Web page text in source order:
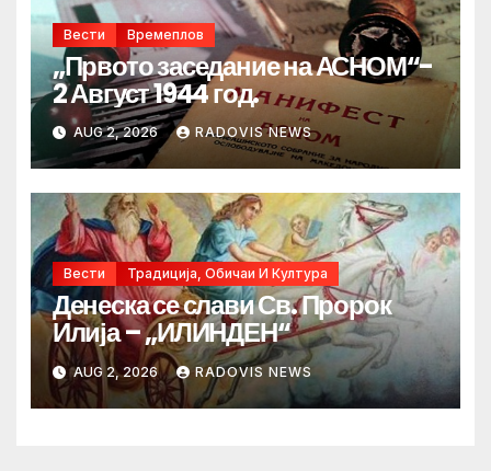
Вести Времеплов
„Првото заседание на АСНОМ“-
2 Август 1944 год.
AUG 2, 2026 RADOVIS NEWS
Вести Традиција, Обичаи И Култура
Денеска се слави Св. Пророк
Илија – „ИЛИНДЕН“
AUG 2, 2026 RADOVIS NEWS